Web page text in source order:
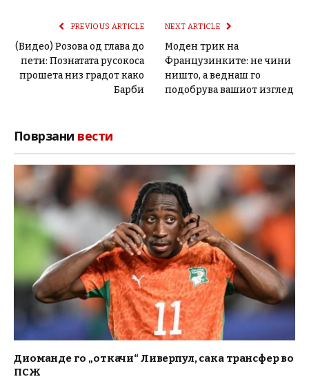
PREVIOUS ARTICLE
(Видео) Розова од глава до
пети: Познатата русокоса
прошета низ градот како
Барби
NEXT ARTICLE
Моден трик на
Французинките: не чини
ништо, а веднаш го
подобрува вашиот изглед
Поврзани вести
Диоманде го „откачи“ Ливерпул, сака трансфер во
ПСЖ